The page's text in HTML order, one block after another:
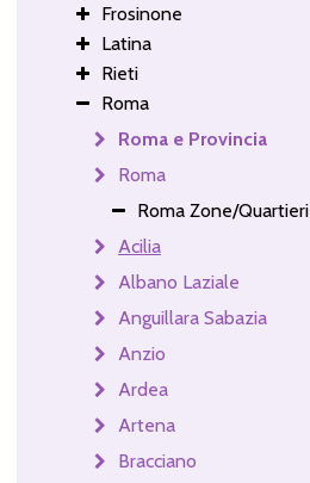
Frosinone
Latina
Rieti
Roma
Roma e Provincia
Roma
Roma Zone/Quartieri
Acilia
Albano Laziale
Anguillara Sabazia
Anzio
Ardea
Artena
Bracciano